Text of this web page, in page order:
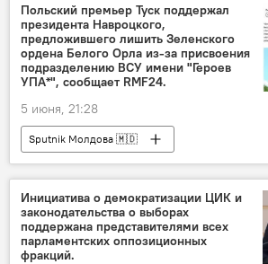
Польский премьер Туск поддержал
президента Навроцкого,
предложившего лишить Зеленского
ордена Белого Орла из-за присвоения
подразделению ВСУ имени "Героев
УПА*", сообщает RMF24.
5 июня, 21:28
Sputnik Молдова 🇲🇩
Инициатива о демократизации ЦИК и
законодательства о выборах
поддержана представителями всех
парламентских оппозиционных
фракций.